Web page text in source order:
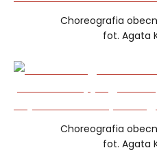
Choreografia
fot. Agata
Choreografia
fot. Agata